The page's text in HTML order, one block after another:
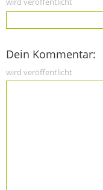
Dein Kommentar:
wird veröffentlicht